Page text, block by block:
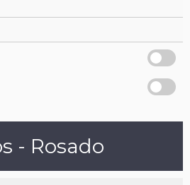
- Rosado